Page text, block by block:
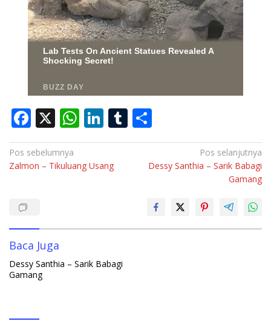
F
ac
e
b
k
X W
h
at
s
p
Li
n
e
T
u h
ar
e
Navigasi
pos
Pos sebelumnya
Zalmon – Tikuluang Usang
Pos selanjutnya
Dessy Santhia – Sarik Babagi
Gamang
Baca Juga
Dessy Santhia – Sarik Babagi
Gamang